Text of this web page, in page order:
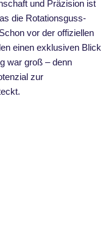
und Präzision ist
die Rotationsguss-
vor der offiziellen
einen exklusiven Blick
war groß – denn
zur